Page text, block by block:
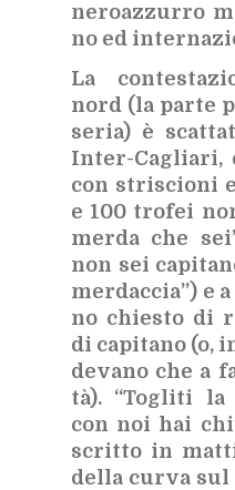
ne­roaz­zur­ro
no ed
La
nord (la par­te
se­ria) è
In­ter-Ca­glia­ri,
con stri­scio­ni
e 100 tro­fei
mer­da che
non sei
mer­dac­cia”) e
no chie­sto di
di ca­pi­ta­no (o,
de­va­no che a
tà). “To­gli­ti la
con noi hai
scrit­to in
del­la cur­va